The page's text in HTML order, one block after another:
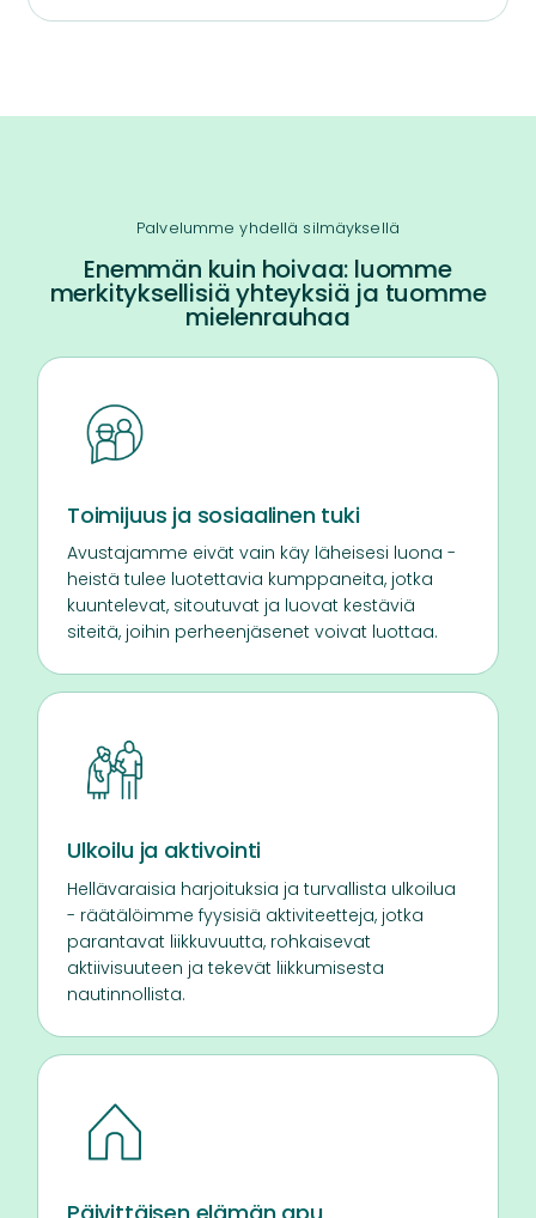
Palvelumme yhdellä silmäyksellä
Enemmän kuin hoivaa: luomme
merkityksellisiä yhteyksiä ja tuomme
mielenrauhaa
Toimijuus ja sosiaalinen tuki
Avustajamme eivät vain käy läheisesi luona -
heistä tulee luotettavia kumppaneita, jotka
kuuntelevat, sitoutuvat ja luovat kestäviä
siteitä, joihin perheenjäsenet voivat luottaa.
Ulkoilu ja aktivointi
Hellävaraisia harjoituksia ja turvallista ulkoilua
- räätälöimme fyysisiä aktiviteetteja, jotka
parantavat liikkuvuutta, rohkaisevat
aktiivisuuteen ja tekevät liikkumisesta
nautinnollista.